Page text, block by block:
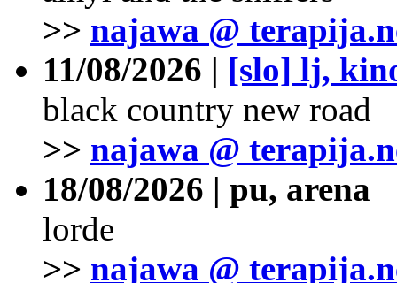
>> najawa @
11/08/2026 | [slo] lj,
black country new road
>> najawa @
18/08/2026 | pu, arena
lorde
>> najawa @